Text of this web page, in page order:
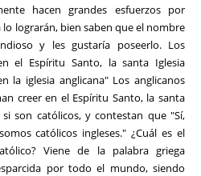
hacen grandes esfuerzos por
lograrán, bien saben que el nombre
y les gustaría poseerlo. Los
el Espíritu Santo, la santa Iglesia
la iglesia anglicana" Los anglicanos
creer en el Espíritu Santo, la santa
si son católicos, y contestan que "Sí,
católicos ingleses." ¿Cuál es el
Viene de la palabra griega
por todo el mundo, siendo